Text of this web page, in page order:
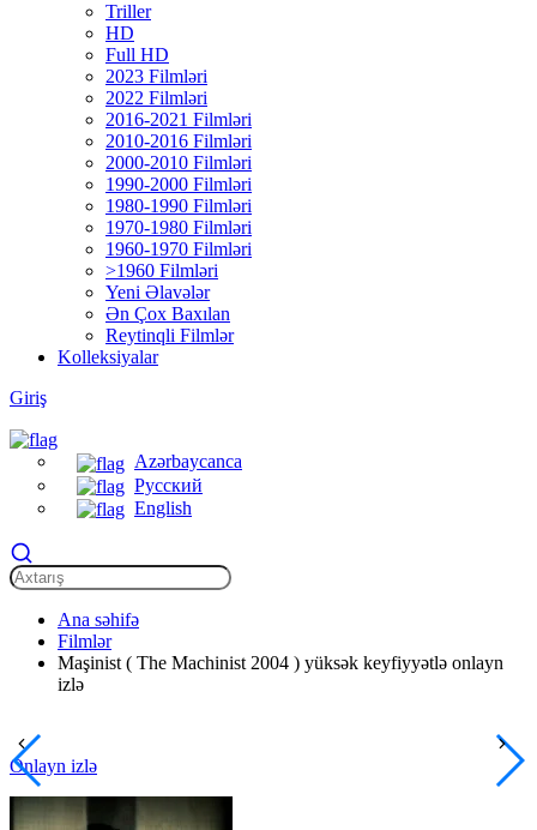
Triller
HD
Full HD
2023 Filmləri
2022 Filmləri
2016-2021 Filmləri
2010-2016 Filmləri
2000-2010 Filmləri
1990-2000 Filmləri
1980-1990 Filmləri
1970-1980 Filmləri
1960-1970 Filmləri
>1960 Filmləri
Yeni Əlavələr
Ən Çox Baxılan
Reytinqli Filmlər
Kolleksiyalar
Giriş
Azərbaycanca
Русский
English
Ana səhifə
Filmlər
Maşinist ( The Machinist 2004 ) yüksək keyfiyyətlə onlayn
izlə
Onlayn izlə